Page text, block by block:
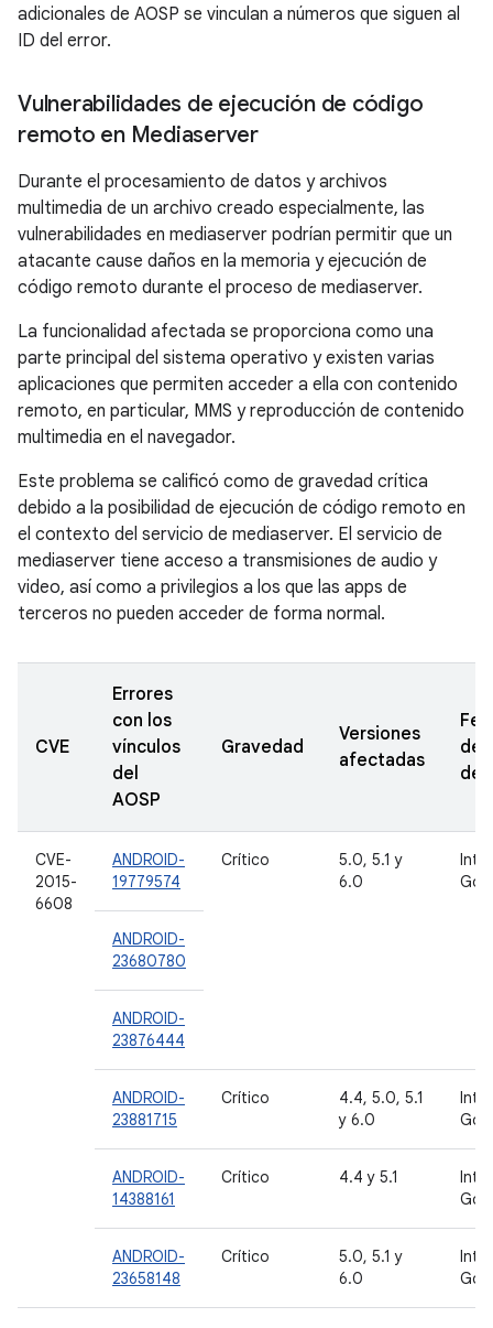
adicionales de AOSP se vinculan a números que siguen al
ID del error.
Vulnerabilidades de ejecución de código
remoto en Mediaserver
Durante el procesamiento de datos y archivos
multimedia de un archivo creado especialmente, las
vulnerabilidades en mediaserver podrían permitir que un
atacante cause daños en la memoria y ejecución de
código remoto durante el proceso de mediaserver.
La funcionalidad afectada se proporciona como una
parte principal del sistema operativo y existen varias
aplicaciones que permiten acceder a ella con contenido
remoto, en particular, MMS y reproducción de contenido
multimedia en el navegador.
Este problema se calificó como de gravedad crítica
debido a la posibilidad de ejecución de código remoto en
el contexto del servicio de mediaserver. El servicio de
mediaserver tiene acceso a transmisiones de audio y
video, así como a privilegios a los que las apps de
terceros no pueden acceder de forma normal.
CVE
Errores
con los
vínculos
del
AOSP
Gravedad
Versiones
afectadas
de
CVE-
2015-
6608
ANDROID-
19779574
Crítico
5.0, 5.1 y
6.0
ANDROID-
23680780
ANDROID-
23876444
ANDROID-
23881715
Crítico
4.4, 5.0, 5.1
y 6.0
ANDROID-
14388161
Crítico 4.4 y 5.1
ANDROID-
23658148
Crítico
5.0, 5.1 y
6.0